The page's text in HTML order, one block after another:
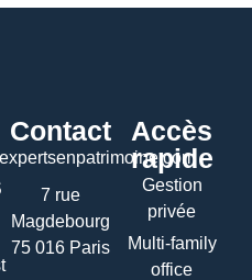
Contact
7 rue
Magdebourg
75 016 Paris
Accès
rapide
Gestion
privée
Multi-family
office